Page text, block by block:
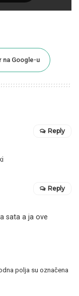
na Google-u
Reply
sata a ja ove
Reply
polja su označena